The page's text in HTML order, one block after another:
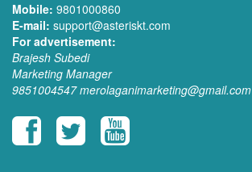
Mobile: 9801000860
E-mail: support@asteriskt.com
For advertisement:
Brajesh Subedi
Marketing Manager
9851004547 merolaganimarketing@gmail.com